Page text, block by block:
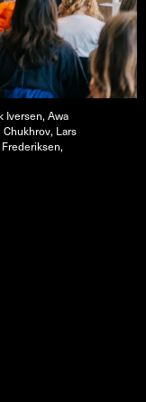
Iversen, Awa
Lars